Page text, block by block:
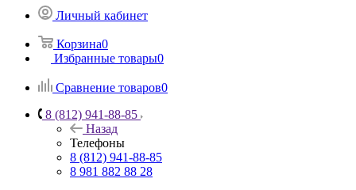
Личный кабинет
Корзина0
Избранные товары0
Сравнение товаров0
8 (812) 941-88-85
Назад
Телефоны
8 (812) 941-88-85
8 981 882 88 28